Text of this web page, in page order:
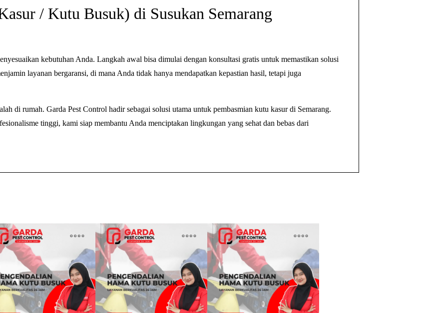
K
u
K
u
r
u
s
u
)
d
i
/ Kutu Busuk) di Susukan Semarang
kebutuhan Anda. Langkah awal bisa dimulai dengan konsultasi gratis untuk memastikan solusi
layanan bergaransi, di mana Anda tidak hanya mendapatkan kepastian hasil, tetapi juga
di rumah. Garda Pest Control hadir sebagai solusi utama untuk pembasmian kutu kasur di Semarang.
tinggi, kami siap membantu Anda menciptakan lingkungan yang sehat dan bebas dari